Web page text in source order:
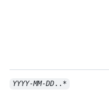
YYYY-MM-DD..*